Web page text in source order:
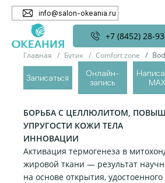
info@salon-okeania.ru
+7 (8452) 28-
Записаться
Онлайн-
запись
MAX
Главная Бутик Comfort zone
BODY STRATEGIST
БОРЬБА С ЦЕЛЛЮЛИТОМ,
УПРУГОСТИ КОЖИ ТЕЛА
ИННОВАЦИИ
Активация термогенеза в
жировой ткани — результат
на основе открытия,